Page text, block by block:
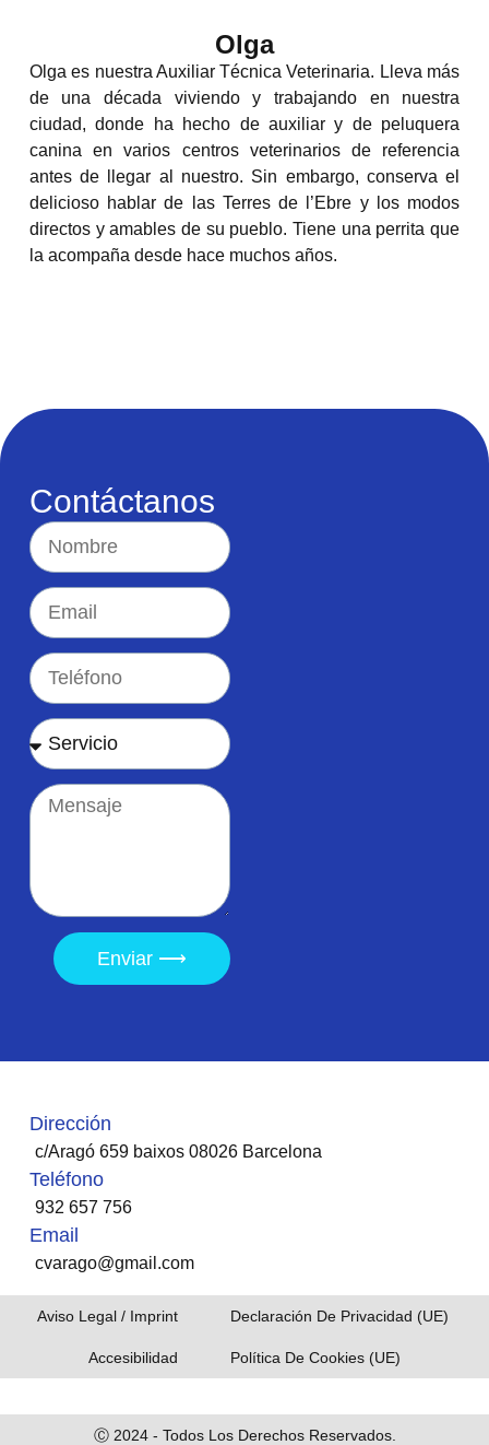
Olga
Olga es nuestra Auxiliar Técnica Veterinaria. Lleva más
de una década viviendo y trabajando en nuestra
ciudad, donde ha hecho de auxiliar y de peluquera
canina envarios centros veterinarios de referencia
antes de llegar al nuestro. Sin embargo, conserva el
delicioso hablar de las Terres de l’Ebre y los modos
directos y amables de su pueblo. Tiene una perrita que
la acompaña desde hace muchos años.
Contáctanos
Enviar ⟶
Dirección
c/Aragó 659 baixos 08026 Barcelona
Teléfono
932 657 756
Email
cvarago@gmail.com
Aviso Legal / Imprint Declaración De Privacidad (UE) ​
Accesibilidad Política De Cookies (UE)​
Ⓒ 2024 - Todos Los Derechos Reservados.